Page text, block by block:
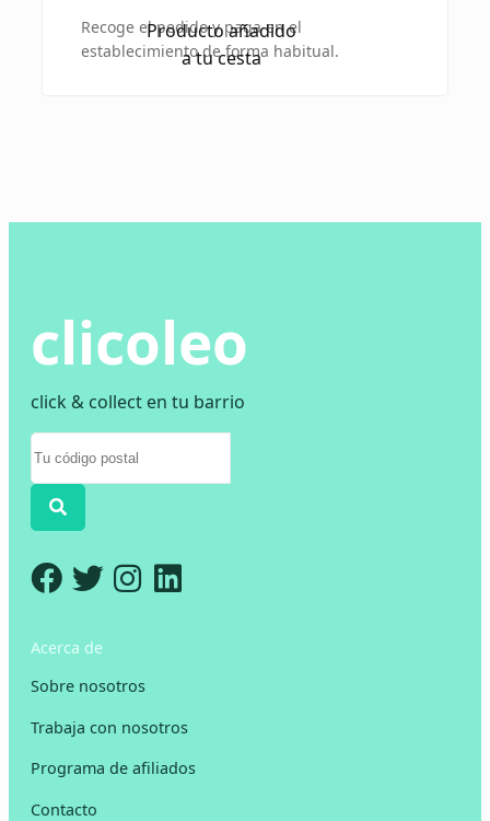
Recoge el pedido y paga en el
establecimiento de forma habitual.
clicoleo
click & collect en tu barrio
Acerca de
Sobre nosotros
Trabaja con nosotros
Programa de afiliados
Contacto
Producto añadido
a tu cesta